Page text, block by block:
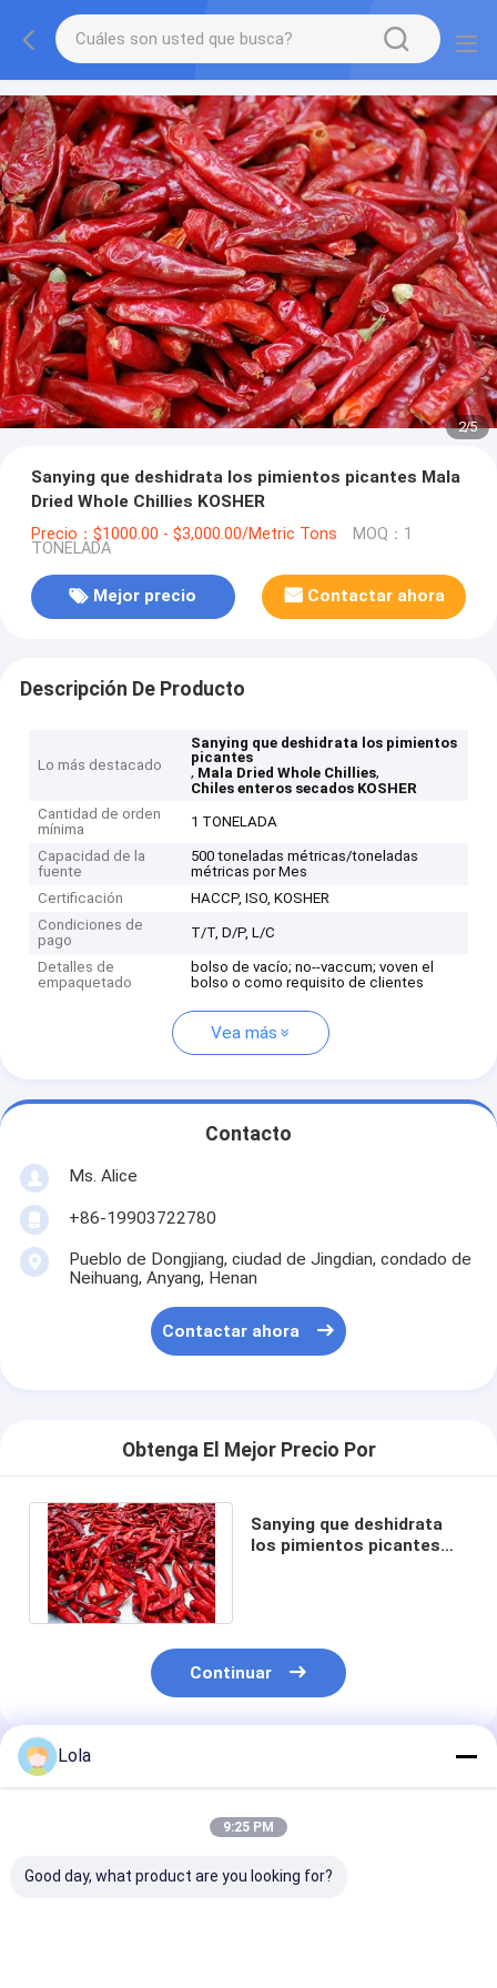
2/5
Sanying que deshidrata los pimientos picantes Mala
Dried Whole Chillies KOSHER
Precio：$1000.00 - $3,000.00/Metric Tons MOQ：1
TONELADA
Mejor precio Contactar ahora
Descripción De Producto
Lo más destacado
Sanying que deshidrata los pimientos
picantes
, Mala Dried Whole Chillies,
Chiles enteros secados KOSHER
Cantidad de orden
mínima
1 TONELADA
Capacidad de la
fuente
500 toneladas métricas/toneladas
métricas por Mes
Certificación
HACCP, ISO, KOSHER
Condiciones de
pago
T/T, D/P, L/C
Detalles de
empaquetado
bolso de vacío; no--vaccum; voven el
bolso o como requisito de clientes
Vea más
Contacto
Ms. Alice
+86-19903722780
Pueblo de Dongjiang, ciudad de Jingdian, condado de
Neihuang, Anyang, Henan
Contactar ahora
Obtenga El Mejor Precio Por
Sanying que deshidrata
los pimientos picantes
Continuar
Productos Recomendados
Lola
9:25 PM
Good day, what product are you looking for?